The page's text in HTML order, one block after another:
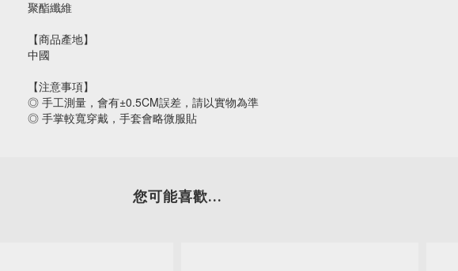
聚酯纖維
【商品產地】
中國
【注意事項】
◎ 手工測量，會有±0.5CM誤差，請以實物為準
◎ 手掌較寬穿戴，手套會略微服貼
您可能喜歡...